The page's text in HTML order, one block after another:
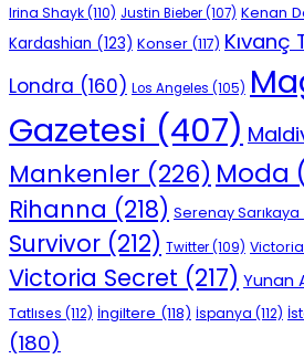
Irina Shayk(110) Justin Bieber(107) Kenan
Kardashian (123) Konser (117) Kıvanç
Londra (160) Los Angeles (105)
Gazetesi (407)
Mankenler (226) Moda
Rihanna (218) Serenay Sarıkaya
Survivor (212) Twitter(109)
Victoria Secret (217) Yunan
Tatlıses (112) İngiltere (118) İspanya (112)
(180)